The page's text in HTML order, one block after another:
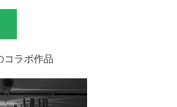
コラボ作品